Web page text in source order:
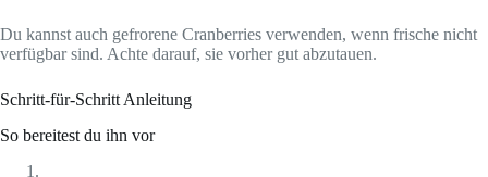
Du kannst auch gefrorene Cranberries verwenden, wenn frische nicht
verfügbar sind. Achte darauf, sie vorher gut abzutauen.
Schritt-für-Schritt Anleitung
So bereitest du ihn vor